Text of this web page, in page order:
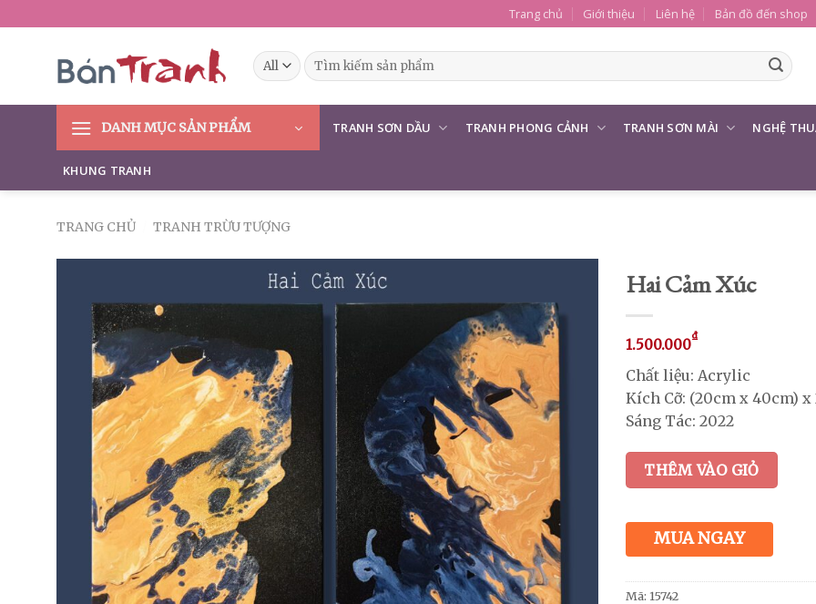
to
Trang chủ Giới thiệu Liên hệ Bản đồ đến shop
Tìm
kiếm:
DANH MỤC SẢN PHẨM TRANH SƠN DẦU TRANH PHONG CẢNH TRANH SƠN MÀI NGHỆ
KHUNG TRANH
TRANG CHỦ TRANH TRỪU TƯỢNG
Hai Cảm Xúc
1.500.000₫
Chất liệu: Acrylic
Kích Cỡ: (20cm x 40cm) x
Sáng Tác: 2022
THÊM VÀO GIỎ
MUA NGAY
Mã: 15742